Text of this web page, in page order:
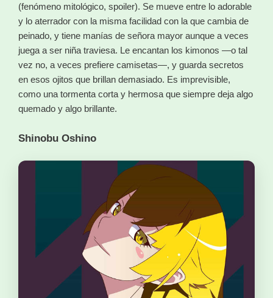
(fenómeno mitológico, spoiler). Se mueve entre lo adorable
y lo aterrador con la misma facilidad con la que cambia de
peinado, y tiene manías de señora mayor aunque a veces
juega a ser niña traviesa. Le encantan los kimonos —o tal
vez no, a veces prefiere camisetas—, y guarda secretos
en esos ojitos que brillan demasiado. Es imprevisible,
como una tormenta corta y hermosa que siempre deja algo
quemado y algo brillante.
Shinobu Oshino